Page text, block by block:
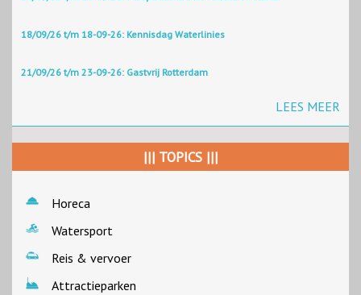
18/09/26 t/m 18-09-26: Kennisdag Waterlinies
21/09/26 t/m 23-09-26: Gastvrij Rotterdam
LEES MEER
||| TOPICS |||
Horeca
Watersport
Reis & vervoer
Attractieparken